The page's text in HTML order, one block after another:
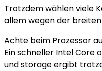
Trotzdem wählen viele
allem wegen der
Achte beim Prozessor
Ein schneller Intel Core
und storage ergibt